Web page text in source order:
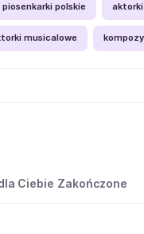
piosenkarki polskie
musicalowe
Ciebie Zakończone